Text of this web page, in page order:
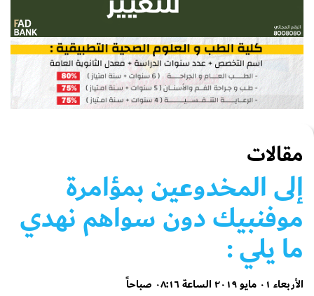
مقالات
إلى المخدوعين بمؤامرة
موفنبيك دون سواهم نهدي
ما يلي :
الأربعاء ٠١ مايو ٢٠١٩ الساعة ٠٨:١٦ صباحاً